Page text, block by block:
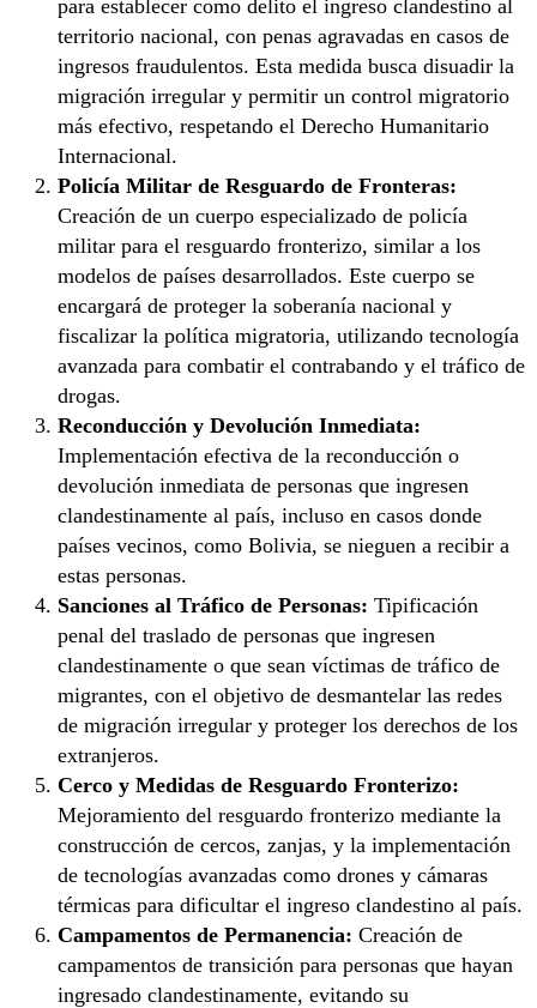
para establecer como delito el ingreso clandestino al
territorio nacional, con penas agravadas en casos de
ingresos fraudulentos. Esta medida busca disuadir la
migración irregular y permitir un control migratorio
más efectivo, respetando el Derecho Humanitario
Internacional.
Policía Militar de Resguardo de Fronteras:
Creación de un cuerpo especializado de policía
militar para el resguardo fronterizo, similar a los
modelos de países desarrollados. Este cuerpo se
encargará de proteger la soberanía nacional y
fiscalizar la política migratoria, utilizando tecnología
avanzada para combatir el contrabando y el tráfico de
drogas.
Reconducción y Devolución Inmediata:
Implementación efectiva de la reconducción o
devolución inmediata de personas que ingresen
clandestinamente al país, incluso en casos donde
países vecinos, como Bolivia, se nieguen a recibir a
estas personas.
Sanciones al Tráfico de Personas: Tipificación
penal del traslado de personas que ingresen
clandestinamente o que sean víctimas de tráfico de
migrantes, con el objetivo de desmantelar las redes
de migración irregular y proteger los derechos de los
extranjeros.
Cerco y Medidas de Resguardo Fronterizo:
Mejoramiento del resguardo fronterizo mediante la
construcción de cercos, zanjas, y la implementación
de tecnologías avanzadas como drones y cámaras
térmicas para dificultar el ingreso clandestino al país.
Campamentos de Permanencia: Creación de
campamentos de transición para personas que hayan
ingresado clandestinamente, evitando su